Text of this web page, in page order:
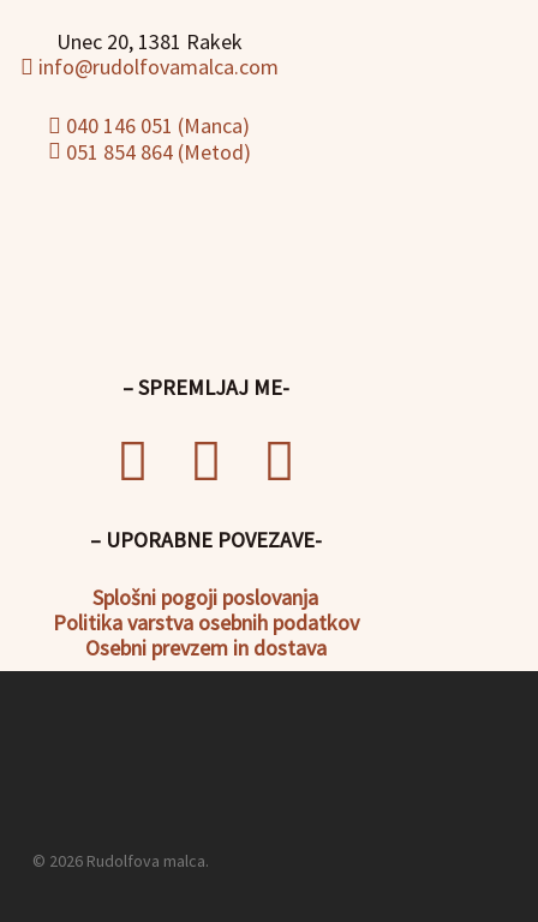
Unec 20, 1381 Rakek
info@rudolfovamalca.com
040 146 051 (Manca)
051 854 864 (Metod)
– SPREMLJAJ ME-
– UPORABNE POVEZAVE-
Splošni pogoji poslovanja
Politikavarstva osebnih podatkov
Osebni prevzem in dostava
© 2026 Rudolfova malca.